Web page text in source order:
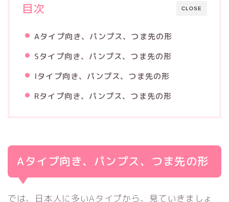
CLOSE
目次
Aタイプ向き、パンプス、つま先の形
Sタイプ向き、パンプス、つま先の形
Iタイプ向き、パンプス、つま先の形
Rタイプ向き、パンプス、つま先の形
Aタイプ向き、パンプス、つま先の形
では、日本人に多いAタイプから、見ていきましょ